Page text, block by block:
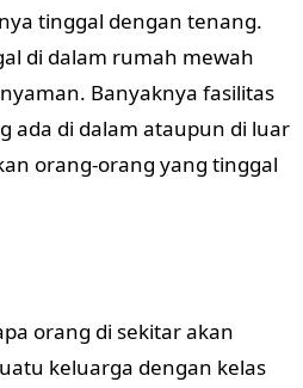
tinggal dengan tenang.
di dalam rumah mewah
Banyaknya fasilitas
ada di dalam ataupun di luar
orang-orang yang tinggal
orang di sekitar akan
keluarga dengan kelas